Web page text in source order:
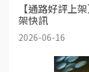
【通路好評上
架快訊
2026-06-16